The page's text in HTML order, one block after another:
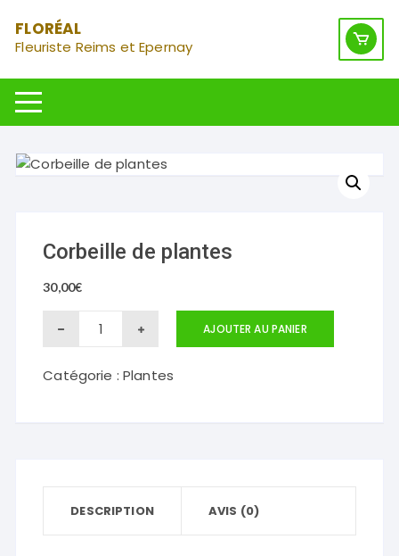
au
contenu
FLORÉAL
Fleuriste Reims et Epernay
Corbeille de plantes
30,00€
quantité
Corbeille
AJOUTER AU PANIER
Catégorie :Plantes
DESCRIPTION AVIS (0)